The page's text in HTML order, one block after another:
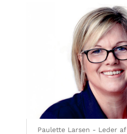
Paulette Larsen - Leder af